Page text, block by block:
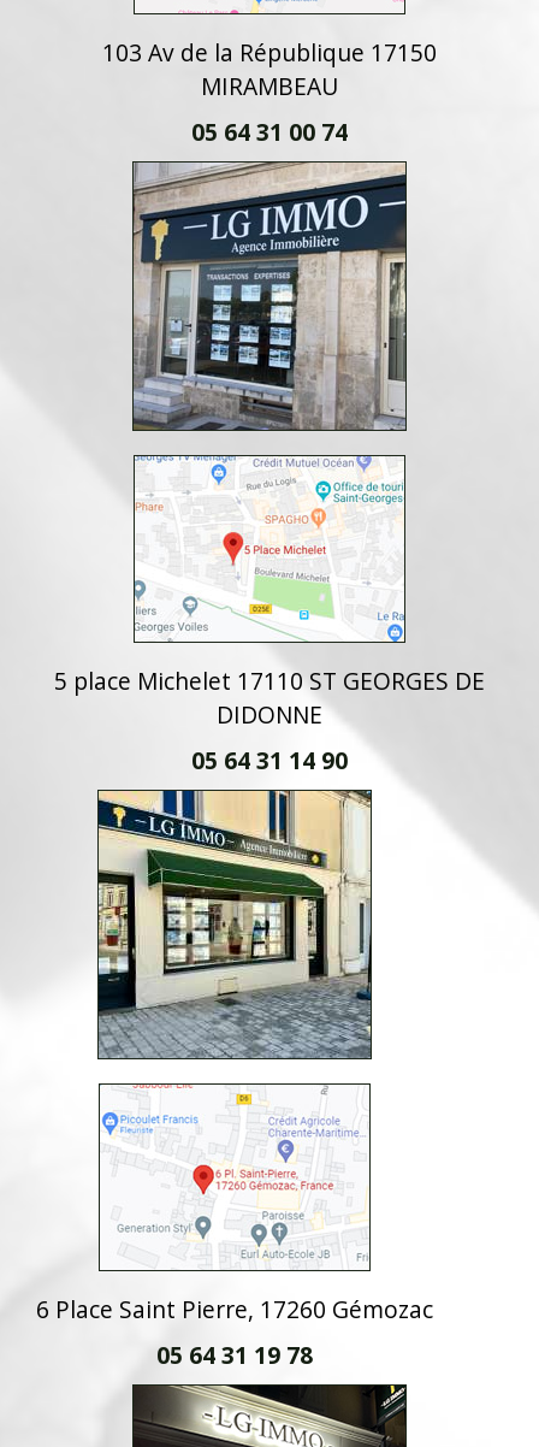
103 Av de la République 17150
MIRAMBEAU
05 64 31 00 74
5 place Michelet 17110 ST GEORGES DE
DIDONNE
05 64 31 14 90
6 Place Saint Pierre, 17260 Gémozac
05 64 31 19 78